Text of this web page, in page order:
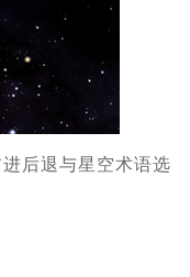
后退与星空术语选